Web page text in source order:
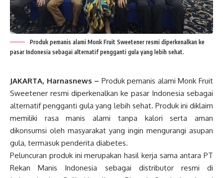
Produk pemanis alami Monk Fruit Sweetener resmi diperkenalkan ke
pasar Indonesia sebagai alternatif pengganti gula yang lebih sehat.
JAKARTA, Harnasnews – Produk pemanis alami Monk Fruit
Sweetener resmi diperkenalkan ke pasar Indonesia sebagai
alternatif pengganti gula yang lebih sehat. Produk ini diklaim
memiliki rasa manis alami tanpa kalori serta aman
dikonsumsi oleh masyarakat yang ingin mengurangi asupan
gula, termasuk penderita diabetes.
Peluncuran produk ini merupakan hasil kerja sama antara PT
Rekan Manis Indonesia sebagai distributor resmi di